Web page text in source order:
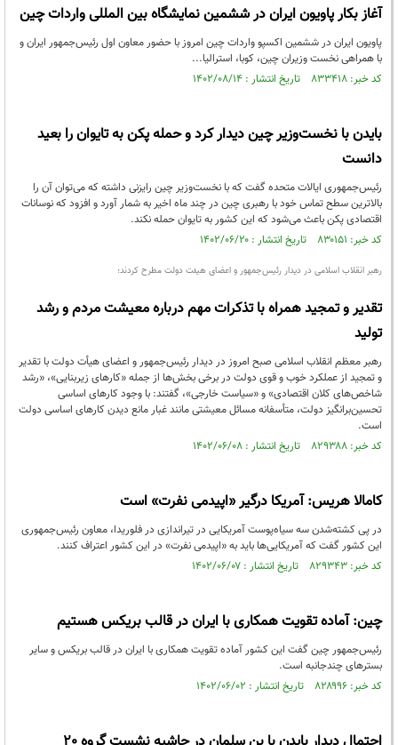
آغاز بکار پاویون ایران در ششمین نمایشگاه بین المللی واردات چین
پاویون ایران در ششمین اکسپو واردات چین امروز با حضور معاون اول رئیس‌جمهور ایران و
با همراهی نخست وزیران چین، کوبا، استرالیا...
کد خبر: ۸۳۳۴۱۸ تاریخ انتشار : ۱۴۰۲/۰۸/۱۴
بایدن با نخست‌وزیر چین دیدار کرد و حمله پکن به تایوان را بعید
دانست
رئیس‌جمهوری ایالات متحده گفت که با نخست‌وزیر چین رایزنی داشته که می‌توان آن را
بالاترین سطح تماس خود با رهبری چین در چند ماه اخیر به شمار آورد و افزود که نوسانات
اقتصادی پکن باعث می‌شود که این کشور به تایوان حمله نکند.
کد خبر: ۸۳۰۱۵۱ تاریخ انتشار : ۱۴۰۲/۰۶/۲۰
رهبر انقلاب اسلامی در دیدار رئیس‌جمهور و اعضای هیئت دولت مطرح کردند؛
تقدیر و تمجید همراه با تذکرات مهم درباره معیشت مردم و رشد
تولید
رهبر معظم انقلاب اسلامی صبح امروز در دیدار رئیس‌جمهور و اعضای هیأت دولت با تقدیر
و تمجید از عملکرد خوب و قوی دولت در برخی بخش‌ها از جمله «کارهای زیربنایی»، «رشد
شاخص‌های کلان اقتصادی» و «سیاست خارجی»، گفتند: با وجود کارهای اساسی
تحسین‌برانگیز دولت، متأسفانه مسائل معیشتی مانند غبار مانع دیدن کارهای اساسی دولت
است.
کد خبر: ۸۲۹۳۸۸ تاریخ انتشار : ۱۴۰۲/۰۶/۰۸
کامالا هریس: آمریکا درگیر «اپیدمی نفرت» است
در پی کشته‌شدن سه سیاه‌پوست آمریکایی در تیراندازی در فلوریدا، معاون رئیس‌جمهوری
این کشور گفت که آمریکایی‌ها باید به «اپیدمی نفرت» در این کشور اعتراف کنند.
کد خبر: ۸۲۹۳۴۳ تاریخ انتشار : ۱۴۰۲/۰۶/۰۷
چین: آماده تقویت همکاری با ایران در قالب بریکس هستیم
رئیس‌جمهور چین گفت این کشور آماده تقویت همکاری با ایران در قالب بریکس و سایر
بسترهای چندجانبه است.
کد خبر: ۸۲۸۹۹۶ تاریخ انتشار : ۱۴۰۲/۰۶/۰۲